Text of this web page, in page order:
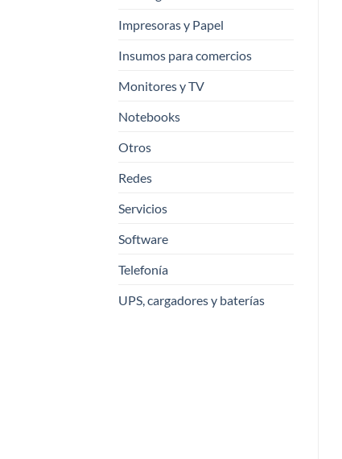
Impresoras y Papel
Insumos para comercios
Monitores y TV
Notebooks
Otros
Redes
Servicios
Software
Telefonía
UPS, cargadores y baterías